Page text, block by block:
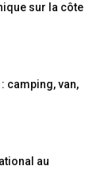
sur la côte
camping, van,
au